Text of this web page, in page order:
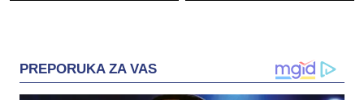
PREPORUKA ZA VAS